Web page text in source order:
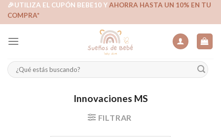
Skip🎉UTILIZA EL CUPÓN BEBE10 YAHORRA HASTA UN 10% EN TU
COMPRA*
Buscar
por:
Innovaciones MS
FILTRAR